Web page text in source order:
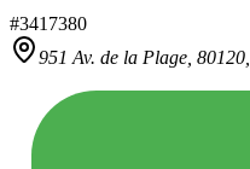
#3417380
951 Av. de la Plage, 80120